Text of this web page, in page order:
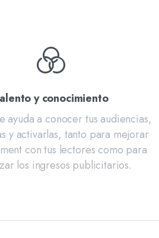
y conocimiento
ayuda a conocer tus audiencias,
y activarlas, tanto para mejorar
con tus lectores como para
los ingresos publicitarios.